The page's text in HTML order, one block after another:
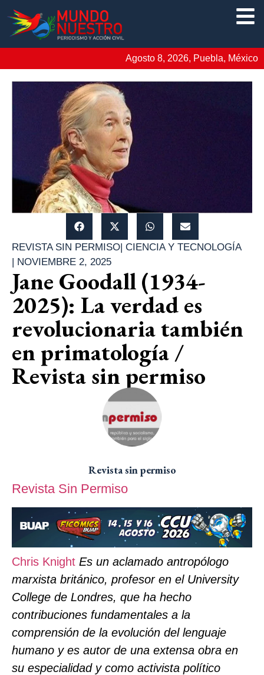
Agosto 8, 2026, Puebla, México
REVISTA SIN PERMISO CIENCIA Y TECNOLOGÍA
NOVIEMBRE 2, 2025
Jane Goodall (1934-
2025): La verdad es
revolucionaria también
en primatología /
Revista sin permiso
Revista sin permiso
Revista Sin Permiso
Chris Knight Es un aclamado antropólogo
marxista británico, profesor en el University
College de Londres, que ha hecho
contribuciones fundamentales a la
comprensión de la evolución del lenguaje
humano y es autor de una extensa obra en
su especialidad y como activista político